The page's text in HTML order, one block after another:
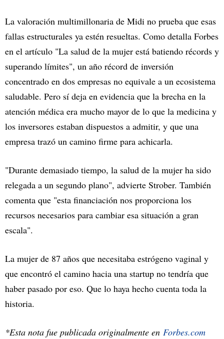
La valoración multimillonaria de Midi no prueba que esas
fallas estructurales ya estén resueltas. Como detalla Forbes
en el artículo "La salud de la mujer está batiendo récords y
superando límites", un año récord de inversión
concentrado en dos empresas no equivale a un ecosistema
saludable. Pero sí deja en evidencia que la brecha en la
atención médica era mucho mayor de lo que la medicina y
los inversores estaban dispuestos a admitir, y que una
empresa trazó un camino firme para achicarla.
"Durante demasiado tiempo, la salud de la mujer ha sido
relegada a un segundo plano", advierte Strober. También
comenta que "esta financiación nos proporciona los
recursos necesarios para cambiar esa situación a gran
escala".
La mujer de 87 años que necesitaba estrógeno vaginal y
que encontró el camino hacia una startup no tendría que
haber pasado por eso. Que lo haya hecho cuenta toda la
historia.
*Esta nota fue publicada originalmente en Forbes.com